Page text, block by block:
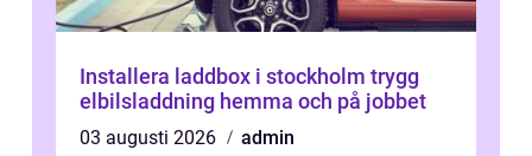
Installera laddbox i stockholm trygg
elbilsladdning hemma och på jobbet
03 augusti 2026 admin